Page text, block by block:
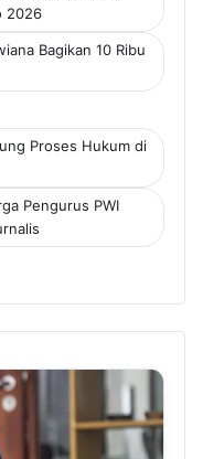
2026
Bagikan 10 Ribu
Proses Hukum di
Pengurus PWI